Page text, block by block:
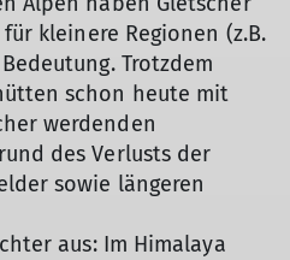
kleinere Regionen (z.B.
Trotzdem
schon heute mit
werdenden
des Verlusts der
sowie längeren
aus: Im Himalaya